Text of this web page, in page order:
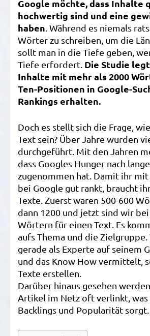
Google möchte, dass Inhalte
hochwertig sind und eine
haben . Während es niemals
Wörter zu schreiben, um die
sollt man in die Tiefe geben,
Tiefe erfordert. Die Studie
Inhalte mit mehr als 2000
Ten-Positionen in Google-
Rankings erhalten.
Doch es stellt sich die Frage,
Text sein? Über Jahre wurden
durchgeführt. Mit den Jahren
dass Googles Hunger nach
zugenommen hat. Damit ihr
bei Google gut rankt, braucht
Texte. Zuerst waren 500-600
dann 1200 und jetzt sind wir
Wörtern für einen Text. Es
aufs Thema und die Zielgruppe.
gerade als Experte auf seinem
und das Know How vermittelt,
Texte erstellen.
Darüber hinaus gesehen
Artikel im Netz oft verlinkt,
Backlings und Popularität sorgt.